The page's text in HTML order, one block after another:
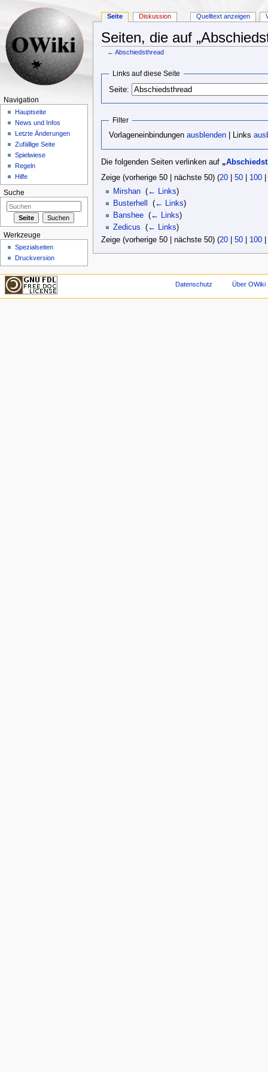
Seiten, die auf
←Abschiedsthread
Links auf diese Seite
Seite:
Filter
Vorlageneinbindungenausblenden | Links
Die folgenden Seiten verlinken auf „
Zeige (vorherige 50 | nächste 50) (20| 50| 100|
Mirshan‎ (← Links)
Busterhell
(← Links)
Banshee‎ (← Links)
Zedicus
(← Links)
Zeige (vorherige 50 | nächste 50) (20| 50| 100|
Seite Diskussion Quelltext anzeigen
Navigation
Hauptseite
News und Infos
Letzte Änderungen
Zufällige Seite
Spielwiese
Regeln
Hilfe
Suche
Werkzeuge
Spezialseiten
Druckversion
Datenschutz Über OWiki